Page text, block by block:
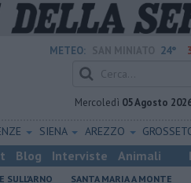
METEO: 24°
Mercoledì 05 Agosto
SIENA AREZZO
Blog Interviste Animali
SULL'ARNO SANTA MARIA A MONTE